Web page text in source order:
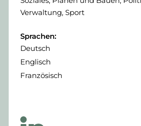
Verwaltung, Sport
Sprachen:
Deutsch
Englisch
Französisch